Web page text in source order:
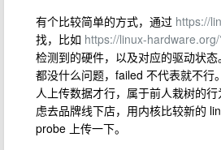
有个比较简单的方式，通过 https://
找，比如 https://linux-
检测到的硬件，以及对应的驱动状
都没什么问题，failed 不代表就不行
人上传数据才行，属于前人栽树的
虑去品牌线下店，用内核比较新的
probe 上传一下。